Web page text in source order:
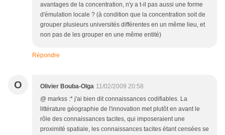
avantages de la concentration, n'y a t-il pas aussi une forme
d'émulation locale ? (à condition que la concentration soit de
grouper plusieurs universités différentes en un même lieu, et
non pas de les grouper en une même entité)
Répondre
O Olivier Bouba-Olga 11/02/2009 20:58
@ markss :* j'ai bien dit connaissances codifiables. La
littérature géographie de l'innovation met plutôt en avant le
rôle des connaissances tacites, qui imposeraient une
proximité spatiale, les connaissances tacites étant censées se